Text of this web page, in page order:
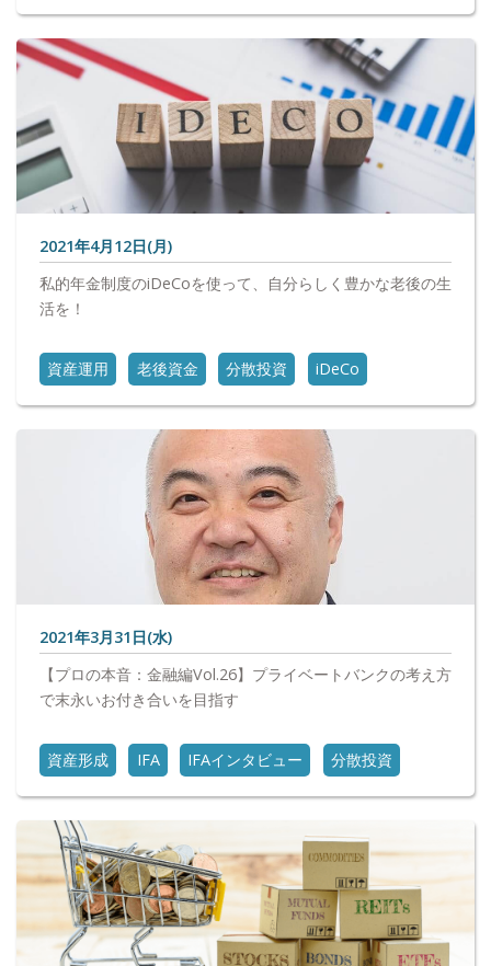
2021年4月12日(月)
私的年金制度のiDeCoを使って、自分らしく豊かな老後の生
活を！
資産運用 老後資金 分散投資 iDeCo
2021年3月31日(水)
【プロの本音：金融編Vol.26】プライベートバンクの考え方
で末永いお付き合いを目指す
資産形成 IFA IFAインタビュー 分散投資